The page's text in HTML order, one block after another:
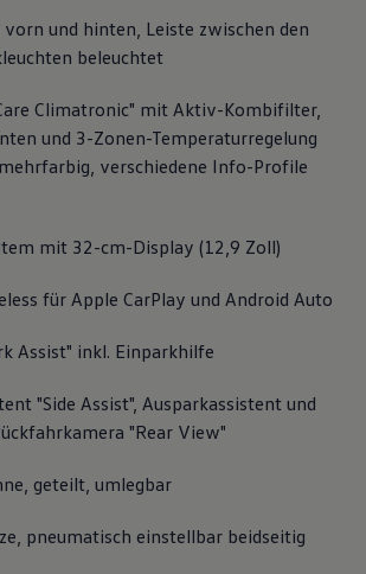
und Flüssigkeiten
und Reifen
und Unfallhilfe
Teile
Zubehör
und Pflege
und Ladekabel
für Ihr Modell finden
Apps, Login und Shop
für Software, Karten und Radio
Kundenbetreuung
Beratung
vorn und hinten, Leiste zwischen den
beleuchtet
Climatronic" mit Aktiv-Kombifilter,
und 3-Zonen-Temperaturregelung
verschiedene Info-Profile
mit 32-cm-Display (12,9 Zoll)
für Apple CarPlay und Android Auto
Assist" inkl. Einparkhilfe
"Side Assist", Ausparkassistent und
"Rear View"
geteilt, umlegbar
pneumatisch einstellbar beidseitig